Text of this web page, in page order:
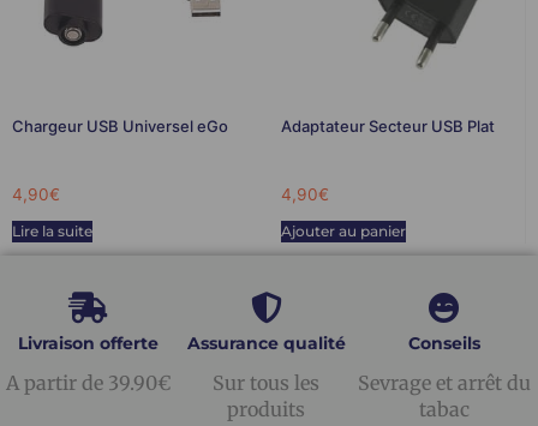
Chargeur USB Universel eGo
4,90€
Lire la suite
Adaptateur Secteur USB Plat
4,90€
Ajouter au panier
Livraison offerte
A partir de 39.90€
Assurance qualité
Sur tous les
produits
Conseils
Sevrage et arrêt du
tabac